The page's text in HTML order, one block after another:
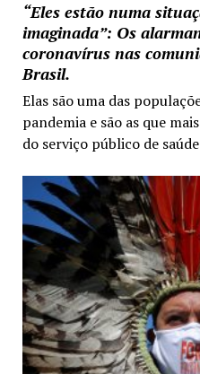
“Eles estão numa
imaginada”: Os
coronavírus nas
Brasil.
Elas são uma das
pandemia e são as que
do serviço público de